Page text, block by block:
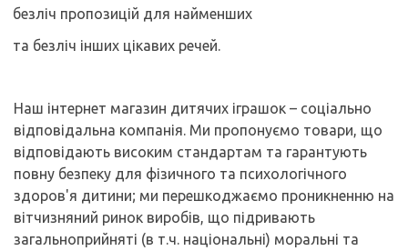
безліч пропозицій для найменших
та безліч інших цікавих речей.
Наш інтернет магазин дитячих іграшок – соціально
відповідальна компанія. Ми пропонуємо товари, що
відповідають високим стандартам та гарантують
повну безпеку для фізичного та психологічного
здоров'я дитини; ми перешкоджаємо проникненню на
вітчизняний ринок виробів, що підривають
загальноприйняті (в т.ч. національні) моральні та